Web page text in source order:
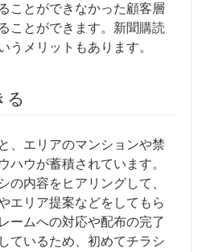
ことができなかった顧客層
ことができます。新聞購読
うメリットもあります。
る
、エリアのマンションや禁
ハウが蓄積されています。
の内容をヒアリングして、
エリア提案などをしてもら
ームへの対応や配布の完了
ているため、初めてチラシ